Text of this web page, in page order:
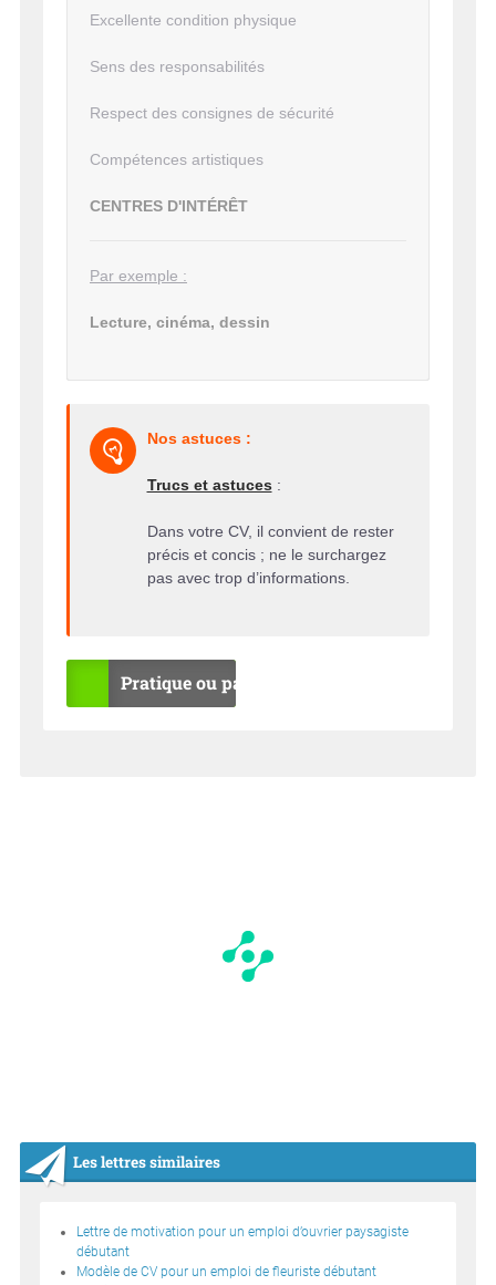
Excellente condition physique
Sens des responsabilités
Respect des consignes de sécurité
Compétences artistiques
CENTRES D'INTÉRÊT
Par exemple :
Lecture, cinéma, dessin
Nos astuces :
Trucs et astuces :
Dans votre CV, il convient de rester
précis et concis ; ne le surchargez
pas avec trop d’informations.
Pratique ou pas ?
Les lettres similaires
Lettre de motivation pour un emploi d’ouvrier paysagiste
débutant
Modèle de CV pour un emploi de fleuriste débutant